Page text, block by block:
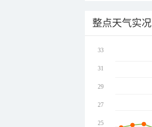
整点天气实况
33
31
29
27
25